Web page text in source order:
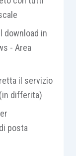
principale
aeree,
non
), possono
effettuare
di linea
pagamento
dotate di
cosiddetti
download in
- Area
il servizio
differita)
posta